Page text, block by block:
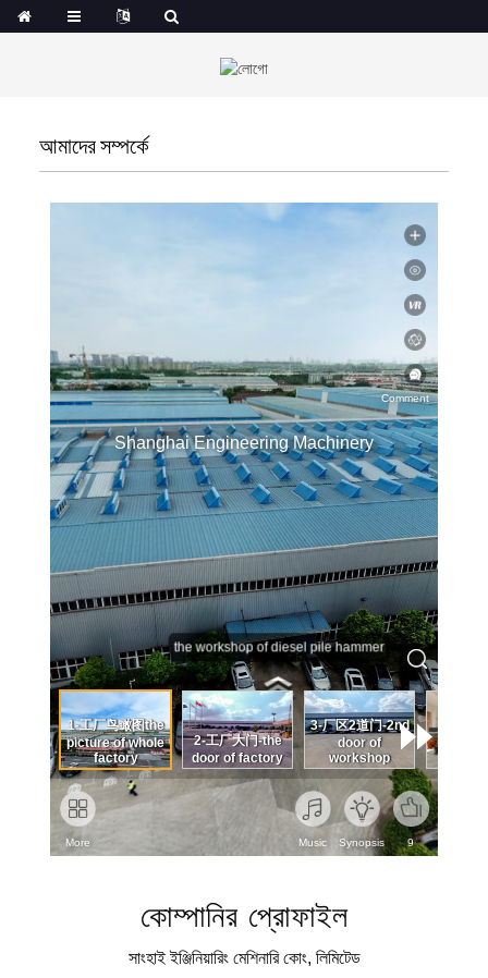
আমাদের সম্পর্কে
কোম্পানির প্রোফাইল
সাংহাই ইঞ্জিনিয়ারিং মেশিনারি কোং, লিমিটেড